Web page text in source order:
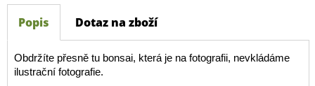
Popis Dotaz na zboží
Obdržíte přesně tu bonsai, která je na fotografii, nevkládáme
ilustrační fotografie.